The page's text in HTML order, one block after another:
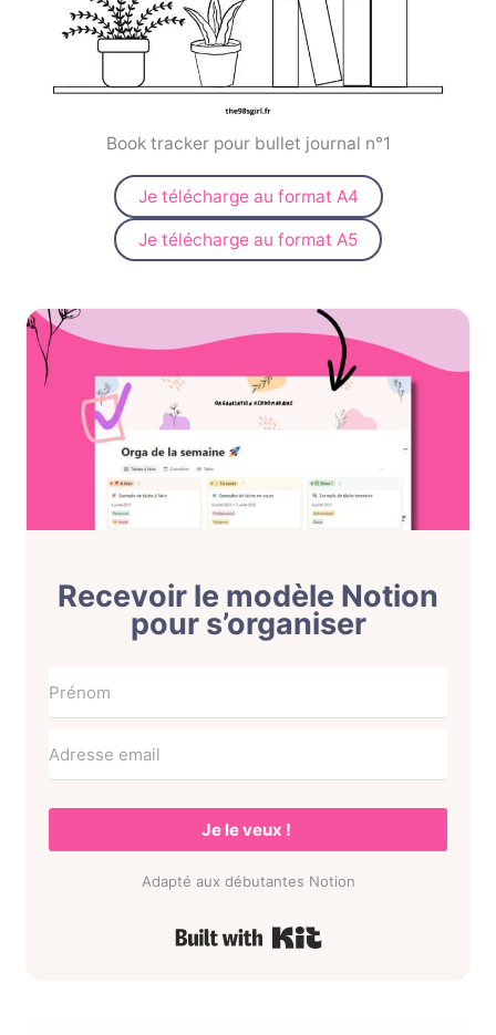
Book tracker pour bullet journal n°1
Je télécharge au format A4
Je télécharge au format A5
Recevoir le modèle Notion
pour s’organiser
Je le veux !
Adapté aux débutantes Notion